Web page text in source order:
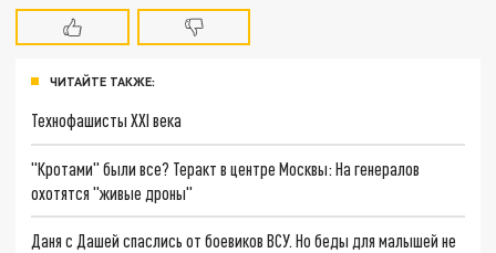
ЧИТАЙТЕ ТАКЖЕ:
Технофашисты XXI века
"Кротами" были все? Теракт в центре Москвы: На генералов
охотятся "живые дроны"
Даня с Дашей спаслись от боевиков ВСУ. Но беды для малышей не